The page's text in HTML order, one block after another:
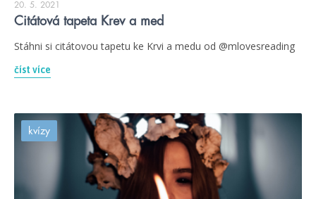
20. 5. 2021
Citátová tapeta Krev a med
Stáhni si citátovou tapetu ke Krvi a medu od @mlovesreading
číst více
kvízy